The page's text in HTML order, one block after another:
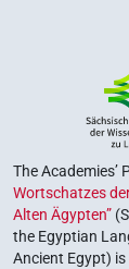
The Academies’
Wortschatzes
Alten Ägypten”
the Egyptian
Ancient Egypt)